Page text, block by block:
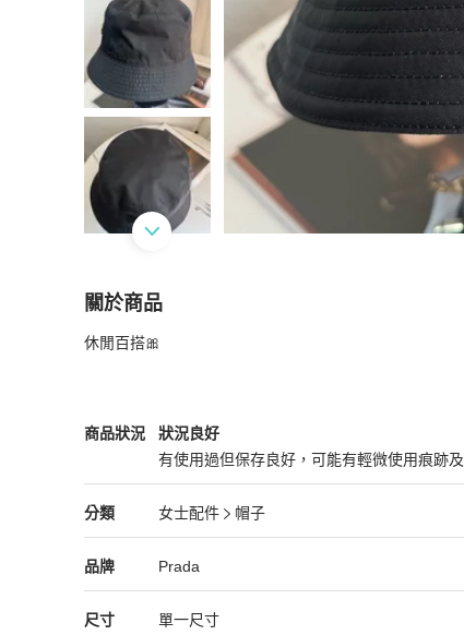
關於商品
關於prada黑色尼龍三角鐵牌漁夫帽🎀
休閒百搭🎀
商品狀況
Prada女士配件商品狀態與細節
狀況良好
有使用過但保存良好，可能有輕微使用痕跡
狀況良好
分類
Prada 女士配件分類資訊
女士配件
帽子
女士配件/帽子推薦
品牌
Prada 女士配件
Prada
Prada 推薦清單
尺寸 單一尺寸